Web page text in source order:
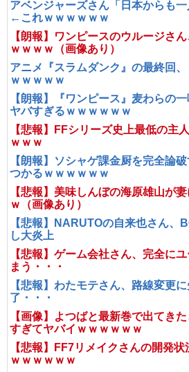
アベンジャーズさん「日本からも一
←これｗｗｗｗｗｗ
【朗報】ワンピースのウルージさ
ｗｗｗｗ（画像あり）
アニメ『スラムダンク』の最終回
ｗｗｗｗｗ
【朗報】『ワンピース』麦わらの
ヤバすぎるｗｗｗｗｗｗ
【悲報】FFシリーズ史上最低の主
ｗｗｗ
【朗報】ソシャゲ課金厨を完全論
つかるｗｗｗｗｗｗ
【悲報】美味しんぼの海原雄山が
ｗ（画像あり）
【悲報】NARUTOの自来也さん、
し大炎上
【悲報】ゲーム会社さん、完全に
まう・・・
【悲報】わたモテさん、路線変更
了・・・
【画像】よつばと最新巻で出てき
すぎてヤバイｗｗｗｗｗｗ
【悲報】FF7リメイクさんの開発
ｗｗｗｗｗｗ